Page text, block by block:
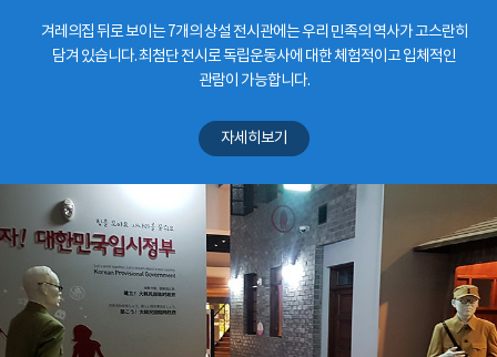
겨레의집 뒤로 보이는 7개의 상설 전시관에는 우리 민족의 역사가 고스란히
담겨 있습니다. 최첨단 전시로 독립운동사에 대한 체험적이고 입체적인
관람이 가능합니다.
자세히보기